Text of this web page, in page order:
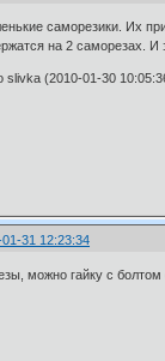
саморезики. Их
на 2 саморезах. И
slivka (2010-01-30
31 12:23:34
можно гайку с